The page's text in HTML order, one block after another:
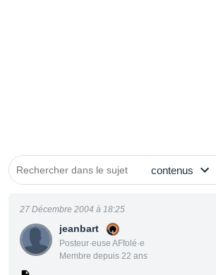
jeanbart
Posteur·euse AFfolé·e
Membre depuis 22 ans
27 Décembre 2004 à 18:25